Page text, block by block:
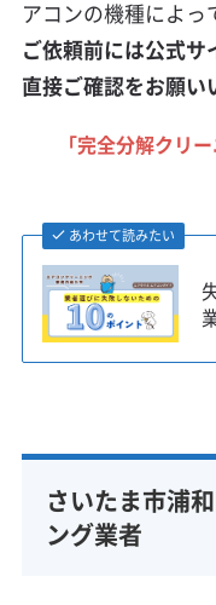
アコンの機種によっ
ご依頼前には公式
直接ご確認をお願い
「完全分解クリ
あわせて読みたい
さいたま市浦
ング業者